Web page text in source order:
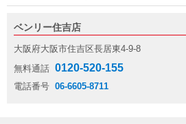
ベンリー住吉店
大阪府大阪市住吉区長居東4-9-8
無料通話 0120-520-155
電話番号 06-6605-8711